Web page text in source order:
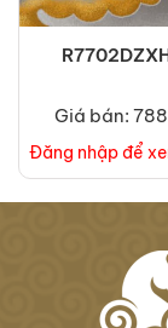
Giá bán:
Đăng nhập để